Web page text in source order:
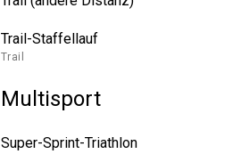
Trail-Staffellauf
Trail
Multisport
Super-Sprint-Triathlon